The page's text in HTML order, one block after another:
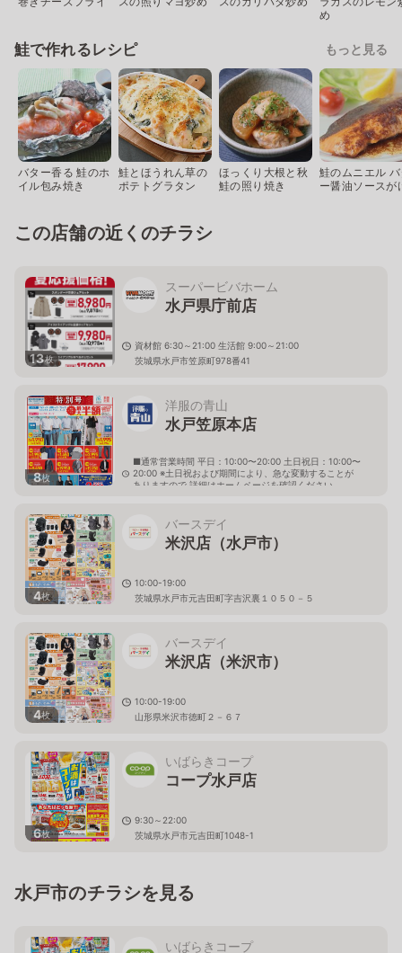
め
鮭で作れるレシピ もっと見る
バター香る 鮭のホ
イル包み焼き
鮭とほうれん草の
ポテトグラタン
ほっくり大根と秋
鮭の照り焼き
鮭のムニエル
ー醤油ソースが
この店舗の近くのチラシ
13枚
スーパービバホーム
水戸県庁前店
資材館 6:30～21:00 生活館 9:00～21:00
茨城県水戸市笠原町978番41
8枚
洋服の青山
水戸笠原本店
■通常営業時間 平日：10:00〜20:00 土日祝日：10:00〜
20:00 ※土日祝および期間により、急な変動することが
ありますので 詳細はホームページを確認ください
4枚
バースデイ
米沢店（水戸市）
10:00-19:00
茨城県水戸市元吉田町字吉沢裏１０５０－５
4枚
バースデイ
米沢店（米沢市）
10:00-19:00
山形県米沢市徳町２－６７
6枚
いばらきコープ
コープ水戸店
9:30～22:00
茨城県水戸市元吉田町1048-1
水戸市のチラシを見る
いばらきコープ